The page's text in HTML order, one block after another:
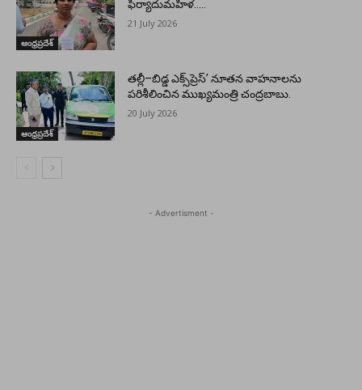
ఆంధ్రప్రదేశ్
ఫిర్యాదుమహిళ…..
21 July 2026
ఆంధ్రప్రదేశ్
తల్లీ–బిడ్డ ఎక్స్‌ప్రెస్’ నూతన వాహనాలను
పరిశీలించిన ముఖ్యమంత్రి చంద్రబాబు.
20 July 2026
- Advertisment -